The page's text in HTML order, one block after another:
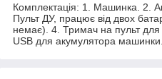
Комплектація: 1. Машинка. 2.
Пульт ДУ, працює від двох
немає). 4. Тримач на пульт
USB для акумулятора машинки.